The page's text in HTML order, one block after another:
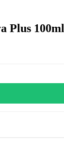
Plus 100ml